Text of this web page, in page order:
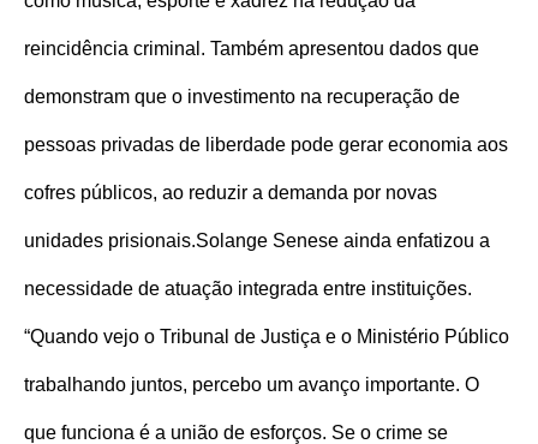
reincidência criminal. Também apresentou dados que
demonstram que o investimento na recuperação de
pessoas privadas de liberdade pode gerar economia aos
cofres públicos, ao reduzir a demanda por novas
unidades prisionais.Solange Senese ainda enfatizou a
necessidade de atuação integrada entre instituições.
“Quando vejo o Tribunal de Justiça e o Ministério Público
trabalhando juntos, percebo um avanço importante. O
que funciona é a união de esforços. Se o crime se